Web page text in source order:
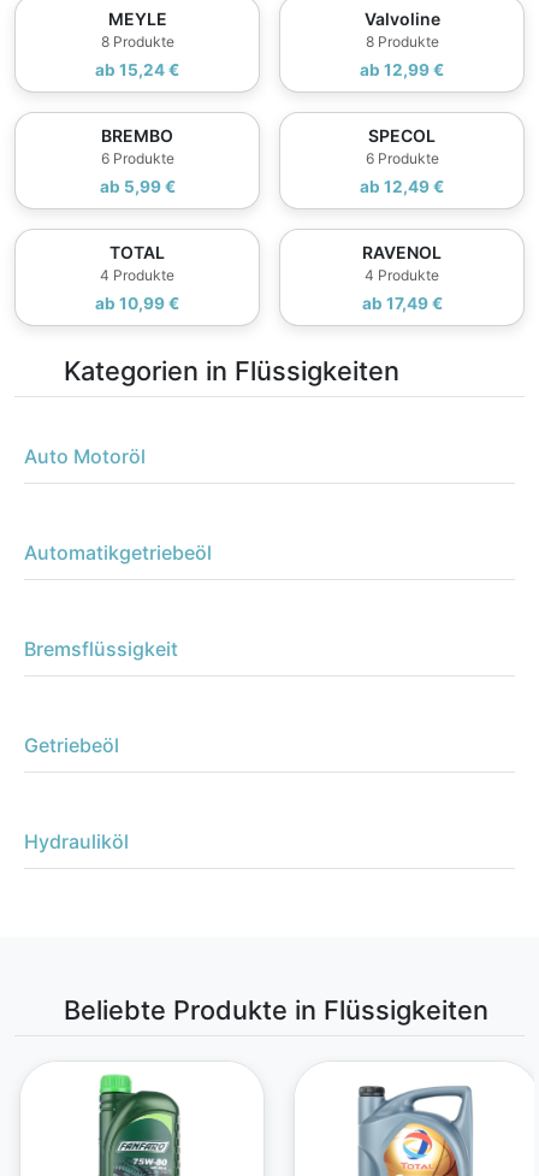
MEYLE
8 Produkte
ab 15,24 €
Valvoline
8 Produkte
ab 12,99 €
BREMBO
6 Produkte
ab 5,99 €
SPECOL
6 Produkte
ab 12,49 €
TOTAL
4 Produkte
ab 10,99 €
RAVENOL
4 Produkte
ab 17,49 €
Kategorien in Flüssigkeiten
Auto Motoröl
Automatikgetriebeöl
Bremsflüssigkeit
Getriebeöl
Hydrauliköl
Beliebte Produkte in Flüssigkeiten